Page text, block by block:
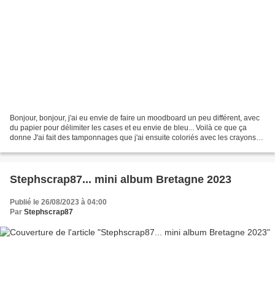
Bonjour, bonjour, j'ai eu envie de faire un moodboard un peu différent, avec
du papier pour délimiter les cases et eu envie de bleu... Voilà ce que ça
donne J'ai fait des tamponnages que j'ai ensuite coloriés avec les crayons
Stephscrap87... mini album Bretagne 2023
Publié le 26/08/2023 à 04:00
Par Stephscrap87